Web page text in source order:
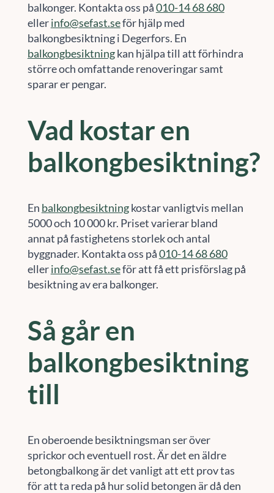
balkonger. Kontakta oss på010-14 68 680
ellerinfo@sefast.seför hjälp med
balkongbesiktning i Degerfors. En
balkongbesiktningkan hjälpa till att förhindra
större och omfattande renoveringar samt
sparar er pengar.
Vad kostar en
balkongbesiktning?
En balkongbesiktningkostar vanligtvis mellan
5000 och 10 000 kr. Priset varierar bland
annat på fastighetens storlek och antal
byggnader. Kontakta oss på010-14 68 680
ellerinfo@sefast.seför att få ett prisförslag på
besiktning av era balkonger.
Så går en
balkongbesiktning
till
En oberoende besiktningsman ser över
sprickor och eventuell rost. Är det en äldre
betongbalkong är det vanligt att ett prov tas
för att ta reda på hur solid betongen är då den